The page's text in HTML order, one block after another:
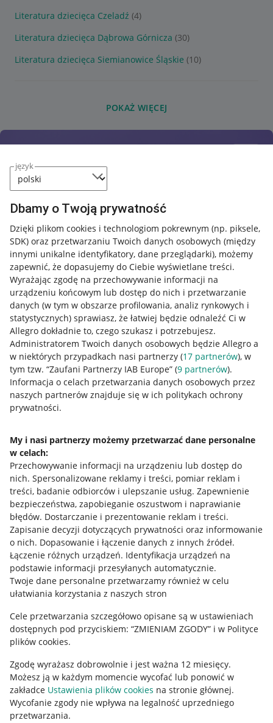
język
Dbamy o Twoją prywatność
Dzięki plikom cookies i technologiom pokrewnym (np. piksele,
SDK) oraz przetwarzaniu Twoich danych osobowych (między
innymi unikalne identyfikatory, dane przeglądarki), możemy
zapewnić, że dopasujemy do Ciebie wyświetlane treści.
Wyrażając zgodę na przechowywanie informacji na
urządzeniu końcowym lub dostęp do nich i przetwarzanie
danych (w tym w obszarze profilowania, analiz rynkowych i
statystycznych) sprawiasz, że łatwiej będzie odnaleźć Ci w
Allegro dokładnie to, czego szukasz i potrzebujesz.
Administratorem Twoich danych osobowych będzie Allegro a
w niektórych przypadkach nasi partnerzy (17 partnerów), w
tym tzw. “Zaufani Partnerzy IAB Europe” (9 partnerów).
Informacja o celach przetwarzania danych osobowych przez
naszych partnerów znajduje się w ich politykach ochrony
prywatności.
My i nasi partnerzy możemy przetwarzać dane personalne
w celach:
Przechowywanie informacji na urządzeniu lub dostęp do
nich. Spersonalizowane reklamy i treści, pomiar reklam i
treści, badanie odbiorców i ulepszanie usług. Zapewnienie
bezpieczeństwa, zapobieganie oszustwom i naprawianie
błędów. Dostarczanie i prezentowanie reklam i treści.
Zapisanie decyzji dotyczących prywatności oraz informowanie
o nich. Dopasowanie i łączenie danych z innych źródeł.
Łączenie różnych urządzeń. Identyfikacja urządzeń na
podstawie informacji przesyłanych automatycznie.
Twoje dane personalne przetwarzamy również w celu
ułatwiania korzystania z naszych stron
Cele przetwarzania szczegółowo opisane są w ustawieniach
dostępnych pod przyciskiem: “ZMIENIAM ZGODY” i w Polityce
plików cookies.
Zgodę wyrażasz dobrowolnie i jest ważna 12 miesięcy.
Możesz ją w każdym momencie wycofać lub ponowić w
zakładce Ustawienia plików cookies na stronie głównej.
Wycofanie zgody nie wpływa na legalność uprzedniego
przetwarzania.
Literatura dziecięca Czeladź (4)
Literatura dziecięca Dąbrowa Górnicza (30)
Literatura dziecięca Siemianowice Śląskie (10)
POKAŻ WIĘCEJ
Przydatne informacje
Jak to działa
Allegro Gadane dla sprzedających
Allegro Gadane dla kupujących
Mapa miejscowości
Informacje prawne
Regulamin
Polityka plików "cookies"
Ustawienia plików "cookies"
Udostępnianie lokalizacji
Informacje dla Aktu o Usługach Cyfrowych
Pobierz aplikację